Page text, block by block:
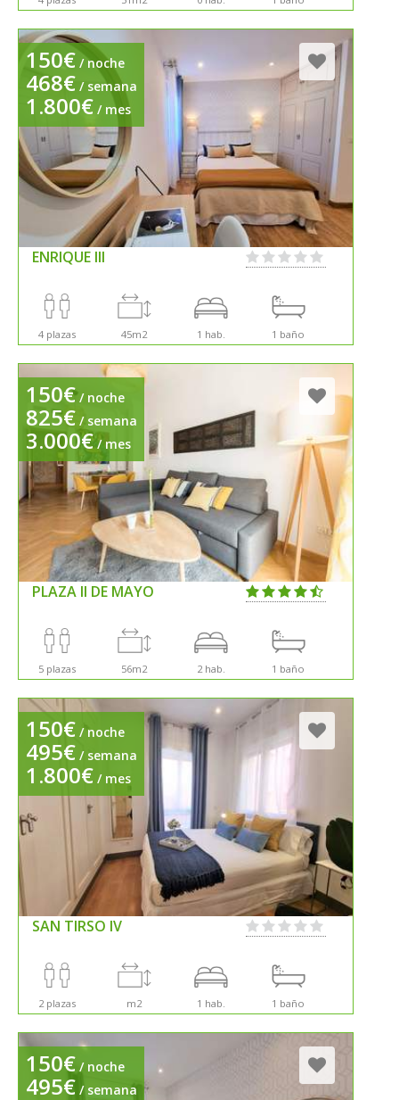
150€ / noche
468€ / semana
1.800€ / mes
ENRIQUE III
4 plazas 45m2 1 hab. 1 baño
150€ / noche
825€ / semana
3.000€ / mes
PLAZA II DE MAYO
5 plazas 56m2 2 hab. 1 baño
150€ / noche
495€ / semana
1.800€ / mes
SAN TIRSO IV
2 plazas m2 1 hab. 1 baño
150€ / noche
495€ / semana